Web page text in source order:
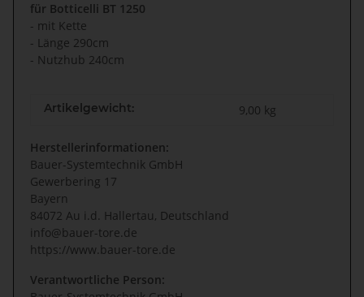
für Botticelli BT 1250
- mit Kette
- Länge 290cm
- Nutzhub 240cm
Artikelgewicht: 9,00 kg
Herstellerinformationen:
Bauer-Systemtechnik GmbH
Gewerbering 17
Bayern
84072 Au i.d. Hallertau, Deutschland
info@bauer-tore.de
https://www.bauer-tore.de
Verantwortliche Person: